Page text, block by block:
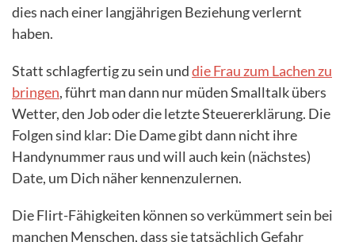
dies nach einer langjährigen Beziehung verlernt
haben.
Statt schlagfertig zu sein unddie Frau zum Lachen zu
bringen, führt man dann nur müden Smalltalk übers
Wetter, den Job oder die letzte Steuererklärung. Die
Folgen sind klar: Die Dame gibt dann nicht ihre
Handynummer raus und will auch kein (nächstes)
Date, um Dich näher kennenzulernen.
Die Flirt-Fähigkeiten können so verkümmert sein bei
manchen Menschen, dass sie tatsächlich Gefahr